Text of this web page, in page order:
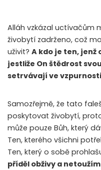
Alláh vzkázal uctívačům
živobytí zadrženo, což
uživit? A kdo je ten, jenž
jestliže On štědrost
setrvávají ve
Samozřejmě, že tato
poskytovat živobytí,
může pouze Bůh, který
Ten, kterého všichni
Ten, který o sobě
příděl obživy a